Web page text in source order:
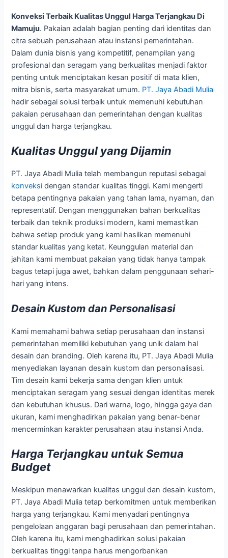
Konveksi Terbaik Kualitas Unggul Harga Terjangkau Di
Mamuju. Pakaian adalah bagian penting dari identitas dan
citra sebuah perusahaan atau instansi pemerintahan.
Dalam dunia bisnis yang kompetitif, penampilan yang
profesional dan seragam yang berkualitas menjadi faktor
penting untuk menciptakan kesan positif di mata klien,
mitra bisnis, serta masyarakat umum. PT. Jaya Abadi Mulia
hadir sebagai solusi terbaik untuk memenuhi kebutuhan
pakaian perusahaan dan pemerintahan dengan kualitas
unggul dan harga terjangkau.
Kualitas Unggul yang Dijamin
PT. Jaya Abadi Mulia telah membangun reputasi sebagai
konveksi dengan standar kualitas tinggi. Kami mengerti
betapa pentingnya pakaian yang tahan lama, nyaman, dan
representatif. Dengan menggunakan bahan berkualitas
terbaik dan teknik produksi modern, kami memastikan
bahwa setiap produk yang kami hasilkan memenuhi
standar kualitas yang ketat. Keunggulan material dan
jahitan kami membuat pakaian yang tidak hanya tampak
bagus tetapi juga awet, bahkan dalam penggunaan sehari-
hari yang intens.
Desain Kustom dan Personalisasi
Kami memahami bahwa setiap perusahaan dan instansi
pemerintahan memiliki kebutuhan yang unik dalam hal
desain dan branding. Oleh karena itu, PT. Jaya Abadi Mulia
menyediakan layanan desain kustom dan personalisasi.
Tim desain kami bekerja sama dengan klien untuk
menciptakan seragam yang sesuai dengan identitas merek
dan kebutuhan khusus. Dari warna, logo, hingga gaya dan
ukuran, kami menghadirkan pakaian yang benar-benar
mencerminkan karakter perusahaan atau instansi Anda.
Harga Terjangkau untuk Semua
Budget
Meskipun menawarkan kualitas unggul dan desain kustom,
PT. Jaya Abadi Mulia tetap berkomitmen untuk memberikan
harga yang terjangkau. Kami menyadari pentingnya
pengelolaan anggaran bagi perusahaan dan pemerintahan.
Oleh karena itu, kami menghadirkan solusi pakaian
berkualitas tinggi tanpa harus mengorbankan